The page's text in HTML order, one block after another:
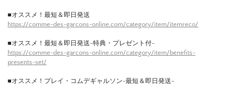
■オススメ！最短＆即日発送
https://comme-des-garcons-online.com/category/item/itemreco/
■オススメ！最短＆即日発送-特典・プレゼント付-
https://comme-des-garcons-online.com/category/item/benefits-
presents-set/
■オススメ！プレイ・コムデギャルソン-最短＆即日発送-